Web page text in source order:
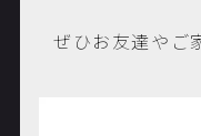
ぜひお友達やご